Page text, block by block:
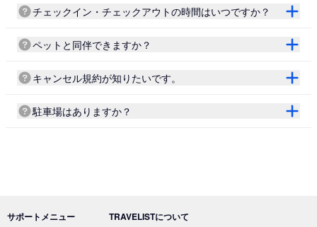
チェックイン・チェックアウトの時間はいつですか？
ペットと同伴できますか？
キャンセル規約が知りたいです。
駐車場はありますか？
サポートメニュー TRAVELISTについて